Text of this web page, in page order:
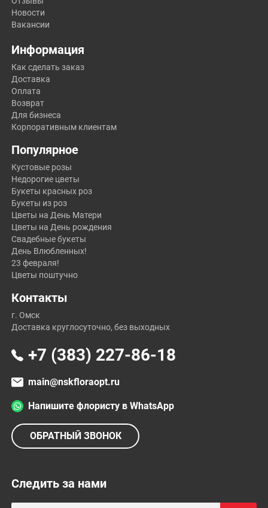
Новости
Вакансии
Информация
Как сделать заказ
Доставка
Оплата
Возврат
Для бизнеса
Корпоративным клиентам
Популярное
Кустовые розы
Недорогие цветы
Букеты красных роз
Букеты из роз
Цветы на День Матери
Цветы на День рождения
Свадебные букеты
День Влюбленных!
23 февраля!
Цветы поштучно
Контакты
г. Омск
Доставка круглосуточно, без выходных
+7 (383) 227-86-18
main@nskfloraopt.ru
Напишите флористу в WhatsApp
ОБРАТНЫЙ ЗВОНОК
Следить за нами